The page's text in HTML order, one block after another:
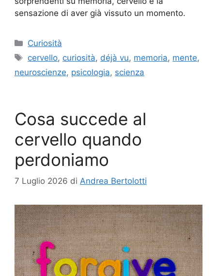
sensazione di aver già vissuto un momento.
Categorie
Curiosità
Tag
cervello, curiosità, déjà vu, memoria, mente,
neuroscienze, psicologia, scienza
Cosa succede al
cervello quando
perdoniamo
7 Luglio 2026 di Andrea Bertolotti